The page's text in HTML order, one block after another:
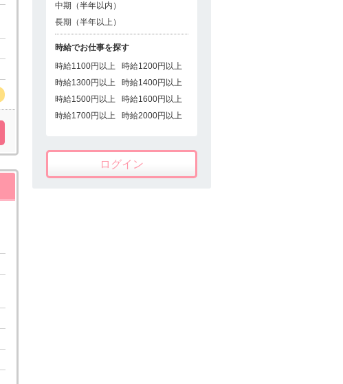
中期（半年以内）
長期（半年以上）
時給でお仕事を探す
時給1100円以上
時給1200円以上
時給1300円以上
時給1400円以上
時給1500円以上
時給1600円以上
時給1700円以上
時給2000円以上
ログイン